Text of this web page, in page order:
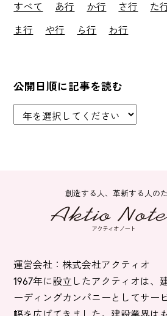
すべて あ行 か行 さ行 た
ま行
や行 ら行 わ行
公開日順に記事を読む
創造する人、革新する人の
運営会社：株式会社アクティオ
1967年に設立したアクティオは、
ーディングカンパニーとしてサー